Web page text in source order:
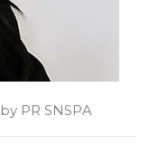
by PR SNSPA